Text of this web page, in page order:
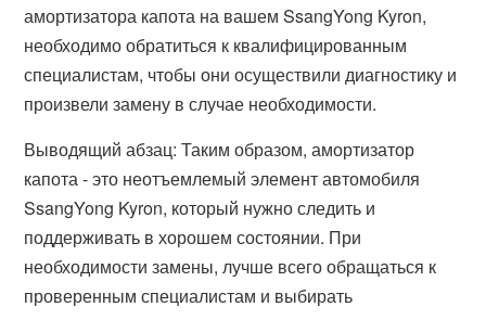
амортизатора капота на вашем SsangYong Kyron,
необходимо обратиться к квалифицированным
специалистам, чтобы они осуществили диагностику и
произвели замену в случае необходимости.
Выводящий абзац: Таким образом, амортизатор
капота - это неотъемлемый элемент автомобиля
SsangYong Kyron, который нужно следить и
поддерживать в хорошем состоянии. При
необходимости замены, лучше всего обращаться к
проверенным специалистам и выбирать